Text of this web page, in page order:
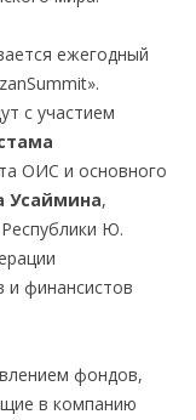
ежегодный
с участием
ОИС и основного
Усаймина,
Ю.
и финансистов
фондов,
в компанию